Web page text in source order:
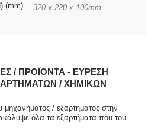
(mm) 320 x 220 x 100mm
/ ΠΡΟΪΌΝΤΑ - ΕΎΡΕΣΗ
/ ΧΗΜΙΚΏΝ
μηχανήματος / εξαρτήματος στην
όλα τα εξαρτήματα που του